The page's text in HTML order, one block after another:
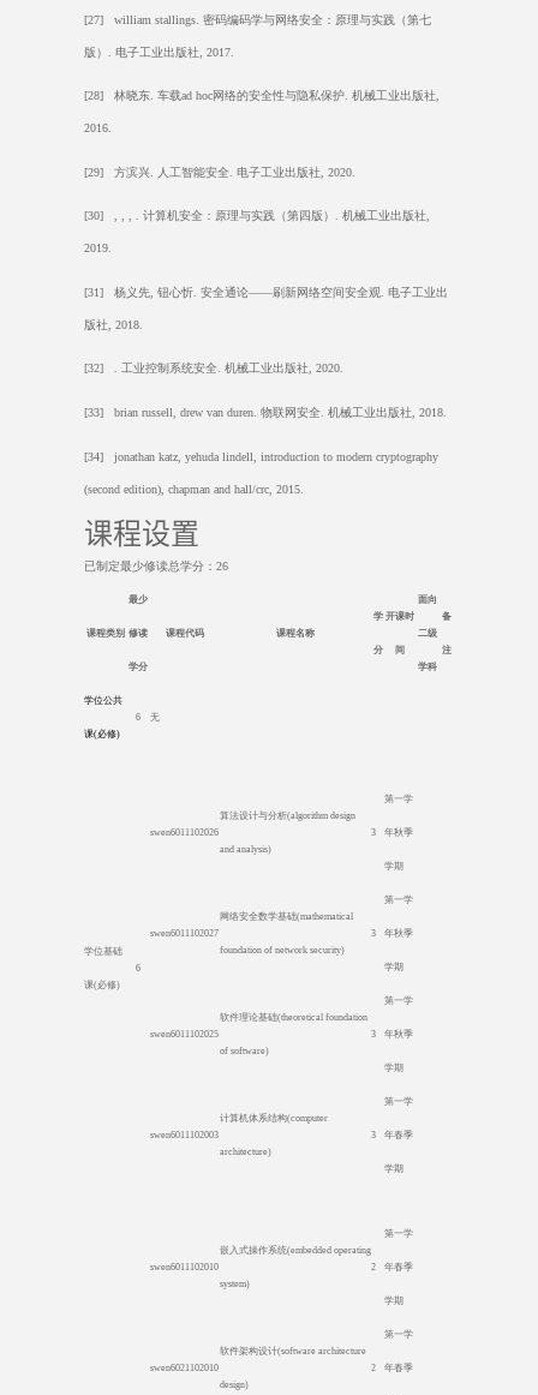
[27] william stallings. 密码编码学与网络安全：原理与实践（第七
版） 电子工业出版社 , 2017.
[28] 林晓东 车载ad hoc网络的安全性与隐私保护 机械工业出版社
2016.
[29] 方滨兴 人工智能安全 电子工业出版社 , 2020.
[30] , , , . 计算机安全：原理与实践（第四版） . 机械工业出版社,
2019.
[31] 杨义先 钮心忻 安全通论――刷新网络空间安全观 电子工业出
版社 , 2018.
[32] . 工业控制系统安全. 机械工业出版社, 2020.
[33] brian russell, drew van duren. 物联网安全 机械工业出版社 , 2018.
[34] jonathan katz, yehuda lindell, introduction to modern cryptography
(second edition), chapman and hall/crc, 2015.
课程设置
已制定最少修读总学分： 26
课程类别
最少
修读
学分
课程代码 课程名称
学
分
开课时
间
面向
二级
学科
备
注
学位公共
课(必修)
6 无
学位基础
课(必修)
6
swen6011102026
算法设计与分析(algorithm design
and analysis)
3
第一学
年秋季
学期
swen6011102027
网络安全数学基础(mathematical
foundation of network security)
3
第一学
年秋季
学期
swen6011102025
软件理论基础(theoretical foundation
of software)
3
第一学
年秋季
学期
swen6011102003
计算机体系结构(computer
architecture)
3
第一学
年春季
学期
swen6011102010
嵌入式操作系统(embedded operating
system)
2
第一学
年春季
学期
swen6021102010
软件架构设计(software architecture
design)
2
第一学
年春季